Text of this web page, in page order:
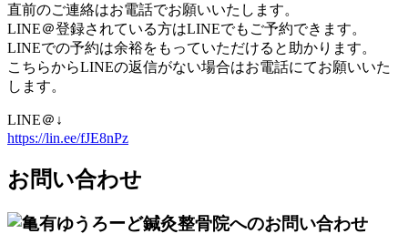
直前のご連絡はお電話でお願いいたします。
LINE＠登録されている方はLINEでもご予約できます。
LINEでの予約は余裕をもっていただけると助かります。
こちらからLINEの返信がない場合はお電話にてお願いいた
します。
LINE＠↓
https://lin.ee/fJE8nPz
お問い合わせ